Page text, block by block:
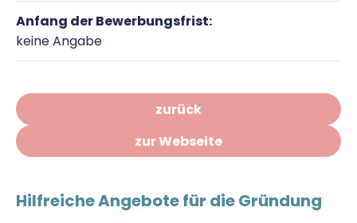
Anfang der Bewerbungsfrist:
keine Angabe
zurück
zur Webseite
Hilfreiche Angebote für die Gründung